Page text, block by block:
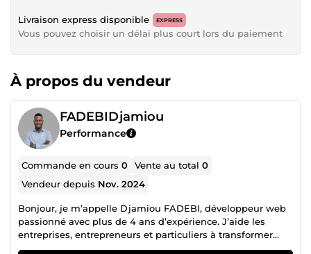
Livraison express disponible EXPRESS
Vous pouvez choisir un délai plus court lors du paiement
À propos du vendeur
FADEBIDjamiou
Performance
Commande en cours0 Vente au total0
Vendeur depuis Nov. 2024
Bonjour, je m’appelle Djamiou FADEBI, développeur web
passionné avec plus de 4 ans d’expérience. J’aide les
entreprises, entrepreneurs et particuliers à transformer
leurs idées en solutions numériques performantes et